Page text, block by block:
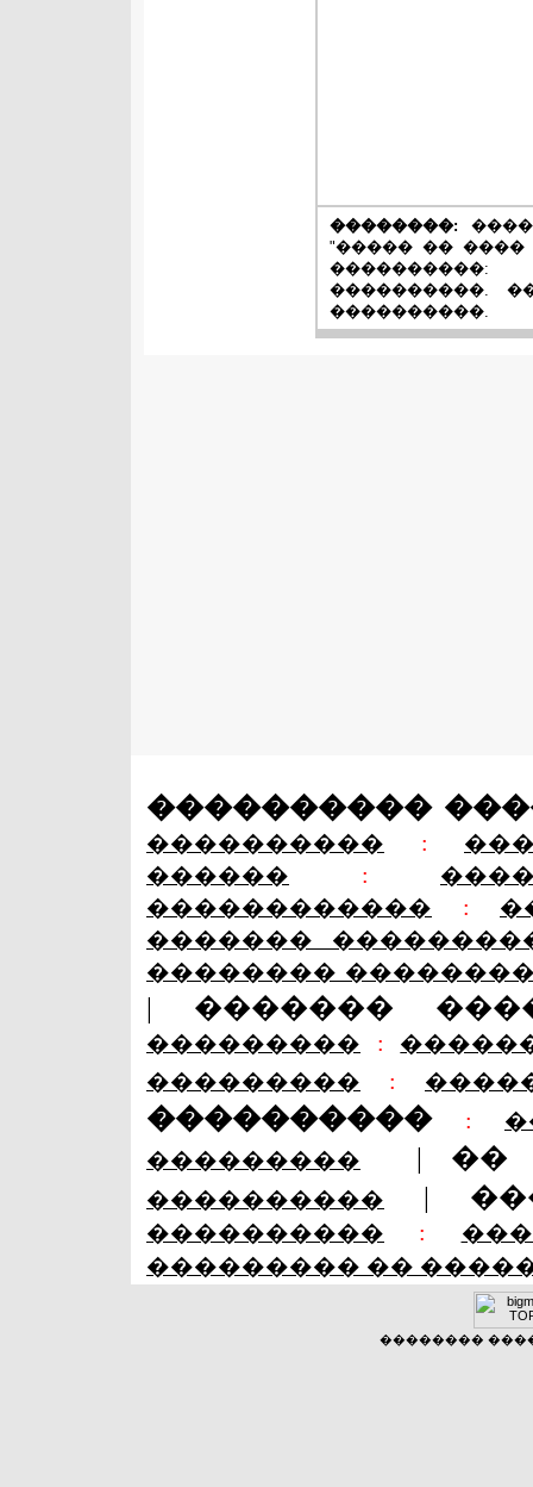
��������:
"����� �� ����
����������.
����������.
����������
���������� :
������ :
������������ :
�������
��������
| �������
��������� :
��������� :
���������� :
���������
| ��
���������� |
���������� :
��������� ��
��������